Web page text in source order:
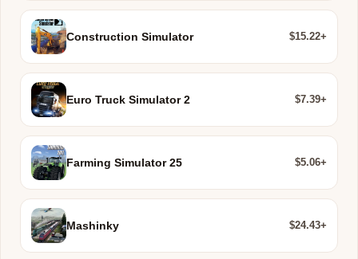
Construction Simulator $15.22+
Euro Truck Simulator 2 $7.39+
Farming Simulator 25 $5.06+
Mashinky $24.43+